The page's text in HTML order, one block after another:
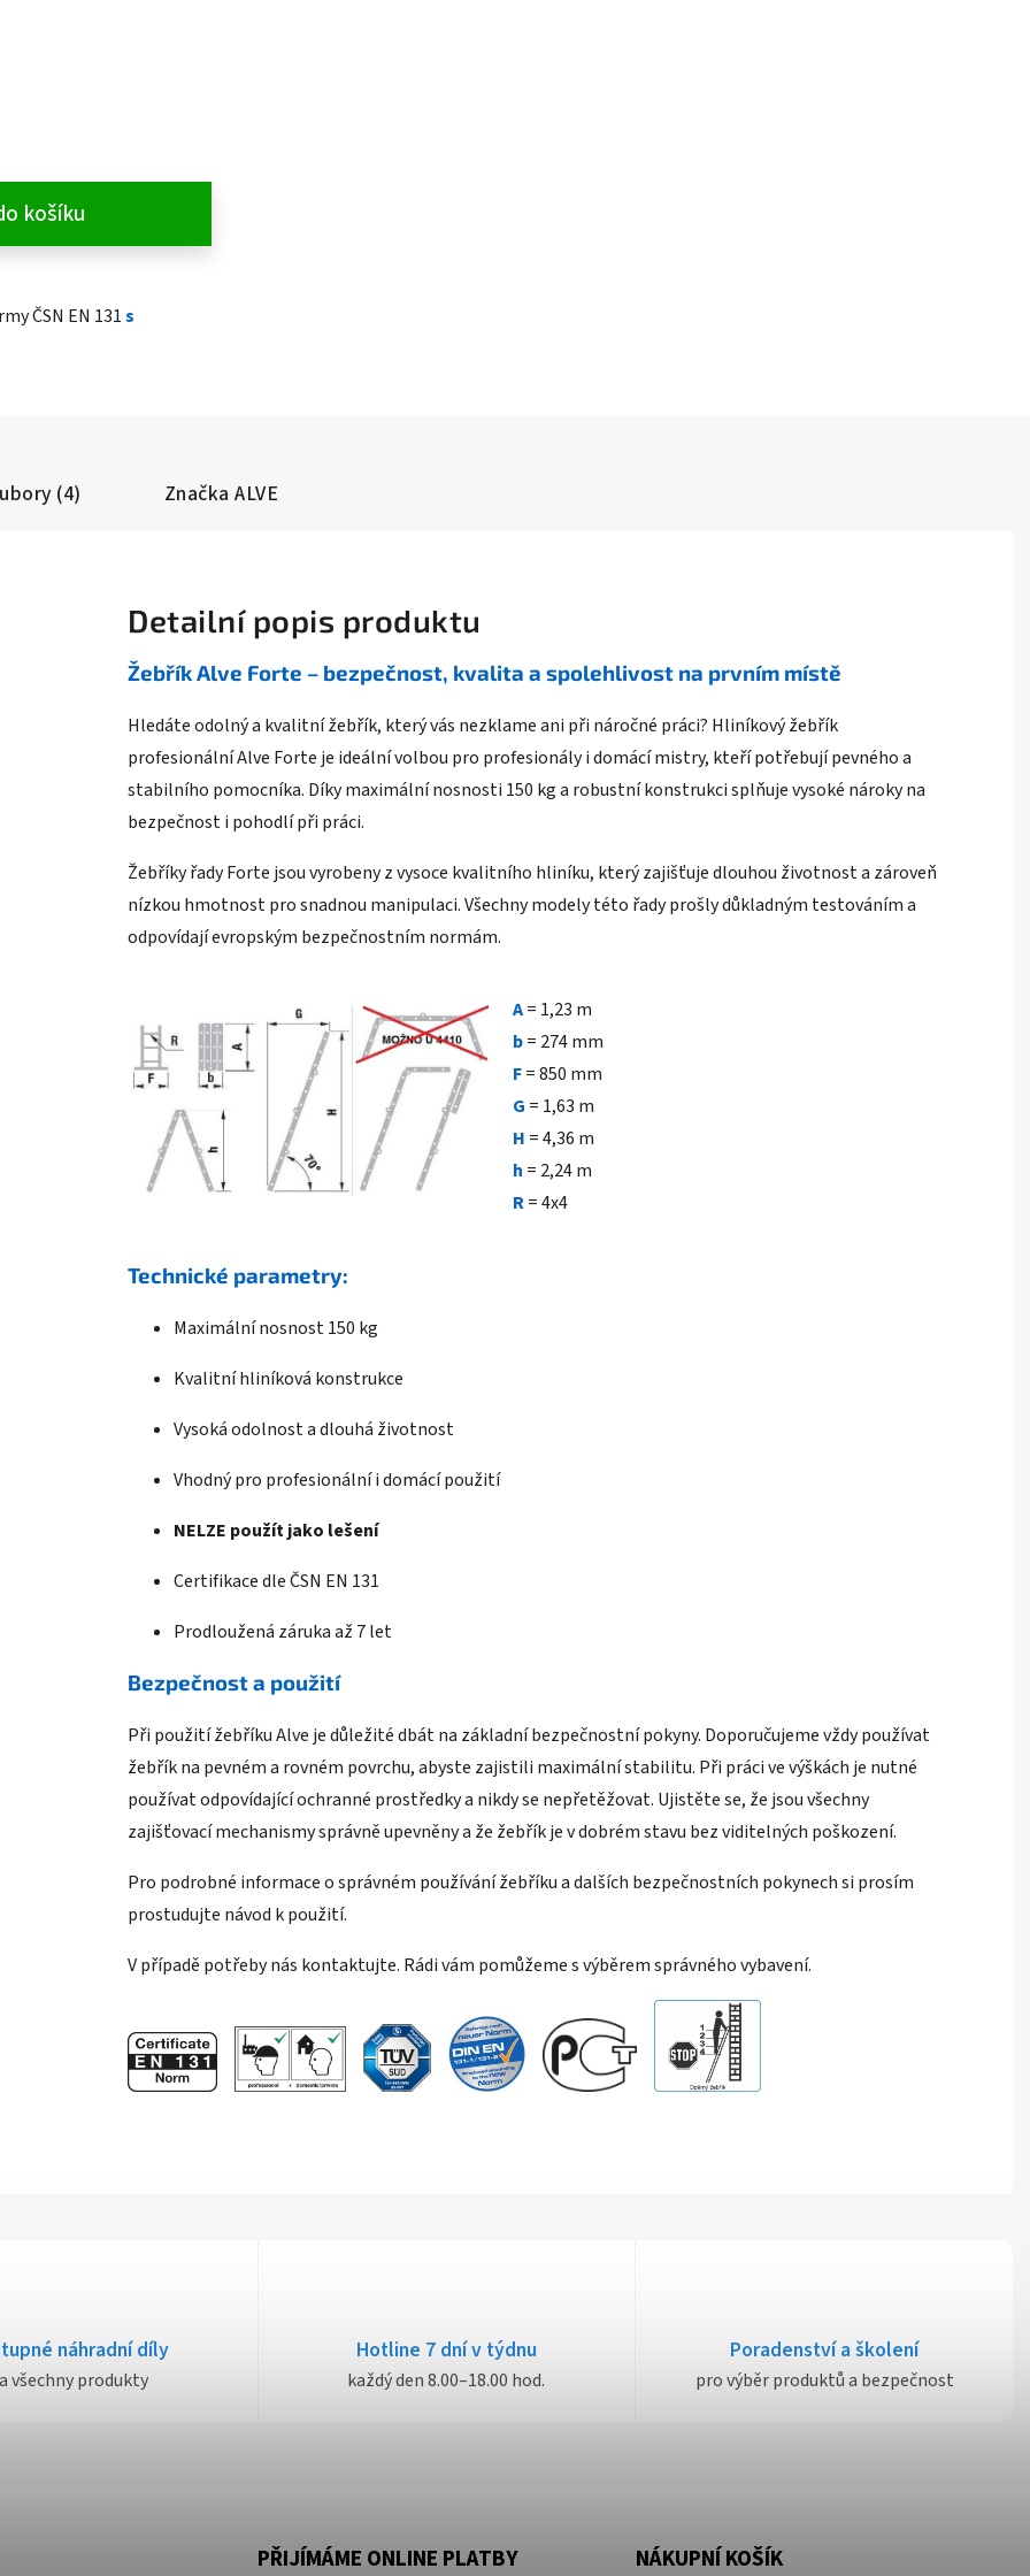
košíku
ČSN EN 131s
(4) Značka ALVE
Detailní popis produktu
Žebřík Alve Forte – bezpečnost, kvalita a spolehlivost na prvním místě
Hledáte odolný a kvalitní žebřík, který vás nezklame ani při náročné práci? Hliníkový žebřík
profesionální Alve Forte je ideální volbou pro profesionály i domácí mistry, kteří potřebují pevného a
stabilního pomocníka. Díky maximální nosnosti 150 kg a robustní konstrukci splňuje vysoké nároky na
bezpečnost i pohodlí při práci.
Žebříky řady Forte jsou vyrobeny z vysoce kvalitního hliníku, který zajišťuje dlouhou životnost a zároveň
nízkou hmotnost pro snadnou manipulaci. Všechny modely této řady prošly důkladným testováním a
odpovídají evropským bezpečnostním normám.
A= 1,23 m
b= 274 mm
F= 850 mm
G = 1,63 m
H = 4,36 m
h = 2,24 m
R= 4x4
Technické parametry:
Maximální nosnost 150 kg
Kvalitní hliníková konstrukce
Vysoká odolnost a dlouhá životnost
Vhodný pro profesionální i domácí použití
NELZE použít jako lešení
Certifikace dle ČSN EN 131
Prodloužená záruka až 7 let
Bezpečnost a použití
Při použití žebříku Alve je důležité dbát na základní bezpečnostní pokyny. Doporučujeme vždy používat
žebřík na pevném a rovném povrchu, abyste zajistili maximální stabilitu. Při práci ve výškách je nutné
používat odpovídající ochranné prostředky a nikdy se nepřetěžovat. Ujistěte se, že jsou všechny
zajišťovací mechanismy správně upevněny a že žebřík je v dobrém stavu bez viditelných poškození.
Pro podrobné informace o správném používání žebříku a dalších bezpečnostních pokynech si prosím
prostudujte návod k použití.
V případě potřeby nás kontaktujte. Rádi vám pomůžeme s výběrem správného vybavení.
náhradní díly
všechny produkty
Hotline 7 dní v týdnu
každý den 8.00–18.00 hod.
Poradenství a školení
pro výběr produktů a bezpečnost
PŘIJÍMÁME ONLINE PLATBY NÁKUPNÍ KOŠÍK